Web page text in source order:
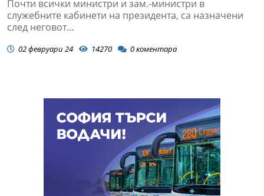
Почти всички министри и зам.-министри в
служебните кабинети на президента, са назначени
след неговот...
02 февруари 24 14270 0коментара